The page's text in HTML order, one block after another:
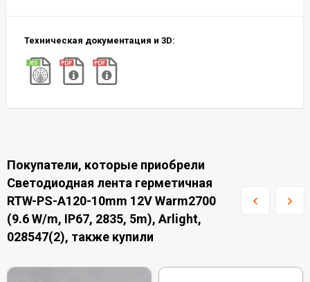
Техническая документация и 3D:
Покупатели, которые приобрели
Светодиодная лента герметичная
RTW-PS-A120-10mm 12V Warm2700
(9.6 W/m, IP67, 2835, 5m), Arlight,
028547(2), также купили